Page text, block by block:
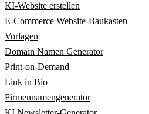
KI-Website erstellen
E-Commerce Website-Baukasten
Vorlagen
Domain Namen Generator
Print-on-Demand
Link in Bio
Firmennamengenerator